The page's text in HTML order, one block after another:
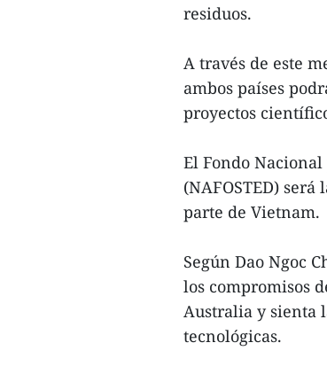
residuos.
A través de este
ambos países
proyectos
El Fondo
(NAFOSTED)
parte de Vietnam.
Según Dao Ngoc
los compromisos
Australia y sienta
tecnológicas.